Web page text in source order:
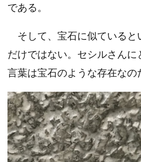
である。
そして、宝石に似ていると
だけではない。セシルさんに
言葉は宝石のような存在なの